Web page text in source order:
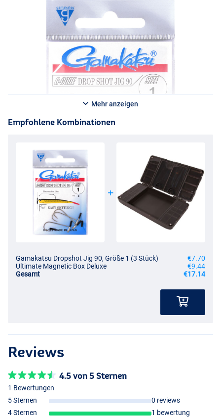
Mehr anzeigen
Empfohlene Kombinationen
Gamakatsu Dropshot Jig 90, Größe 1 (3 Stück)
€7.70
Ultimate Magnetic Box Deluxe
€9.44
Gesamt
€17.14
Reviews
4.5 von 5 Sternen
1 Bewertungen
5 Sternen
0 reviews
4 Sternen
1 bewertung